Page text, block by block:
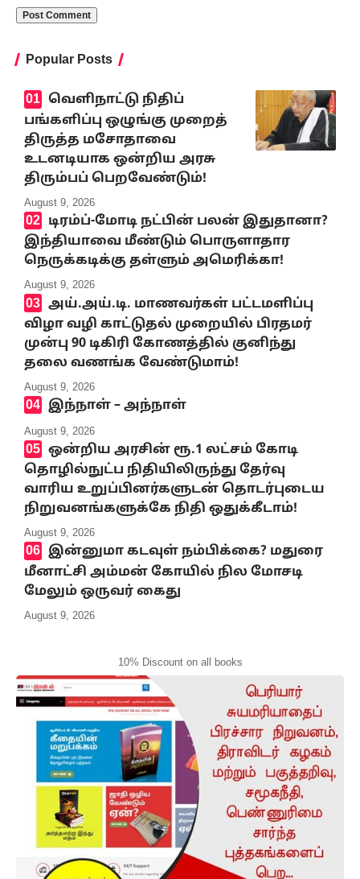
Popular Posts
வெளிநாட்டு நிதிப்
பங்களிப்பு ஒழுங்கு முறைத்
திருத்த மசோதாவை
உடனடியாக ஒன்றிய அரசு
திரும்பப் பெறவேண்டும்!
August 9, 2026
டிரம்ப்-மோடி நட்பின் பலன் இதுதானா?
இந்தியாவை மீண்டும் பொருளாதார
நெருக்கடிக்கு தள்ளும் அமெரிக்கா!
August 9, 2026
அய்.அய்.டி. மாணவர்கள் பட்டமளிப்பு
விழா வழி காட்டுதல் முறையில் பிரதமர்
முன்பு 90 டிகிரி கோணத்தில் குனிந்து
தலை வணங்க வேண்டுமாம்!
August 9, 2026
இந்நாள் – அந்நாள்
August 9, 2026
ஒன்றிய அரசின் ரூ.1 லட்சம் கோடி
தொழில்நுட்ப நிதியிலிருந்து தேர்வு
வாரிய உறுப்பினர்களுடன் தொடர்புடைய
நிறுவனங்களுக்கே நிதி ஒதுக்கீடாம்!
August 9, 2026
இன்னுமா கடவுள் நம்பிக்கை? மதுரை
மீனாட்சி அம்மன் கோயில் நில மோசடி
மேலும் ஒருவர் கைது
August 9, 2026
10% Discount on all books